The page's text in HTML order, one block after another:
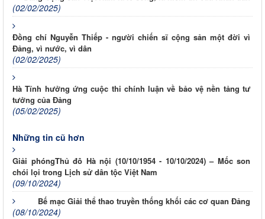
(02/02/2025)
Đồng chí Nguyễn Thiếp - người chiến sĩ cộng sản một đời vì
Đảng, vì nước, vì dân
(02/02/2025)
Hà Tĩnh hưởng ứng cuộc thi chính luận về bảo vệ nền tảng tư
tưởng của Đảng
(05/02/2025)
Những tin cũ hơn
Giải phóngThủ đô Hà nội (10/10/1954 - 10/10/2024) – Mốc son
chói lọi trong Lịch sử dân tộc Việt Nam
(09/10/2024)
Bế mạc Giải thể thao truyền thống khối các cơ quan Đảng
(08/10/2024)